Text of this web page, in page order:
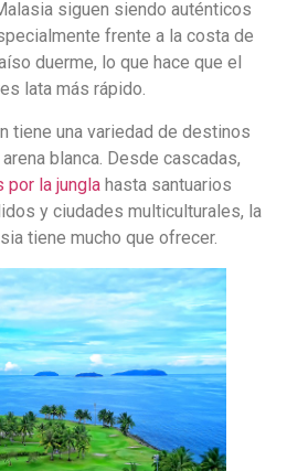
siguen siendo auténticos
frente a la costa de
duerme, lo que hace que el
lata más rápido.
tiene una variedad de destinos
blanca. Desde cascadas,
por la jungla hasta santuarios
y ciudades multiculturales, la
tiene mucho que ofrecer.